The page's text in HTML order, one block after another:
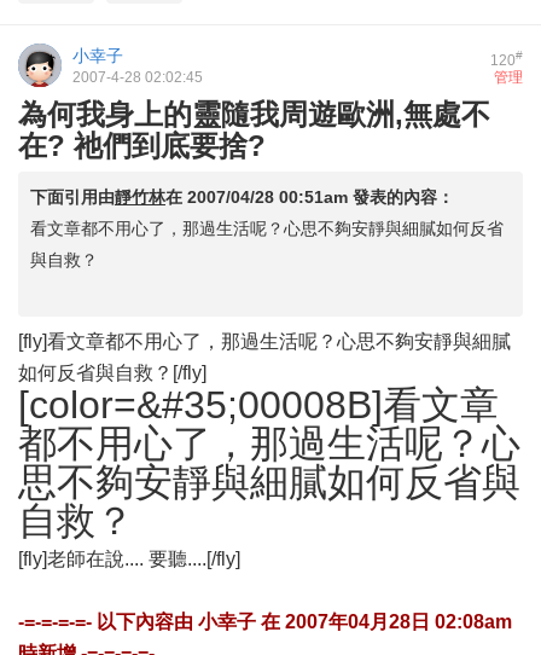
120#
小幸子
管理
2007-4-28 02:02:45
為何我身上的靈隨我周遊歐洲,無處不
在? 祂們到底要捨?
下面引用由靜竹林在 2007/04/28 00:51am 發表的內容：
看文章都不用心了，那過生活呢？心思不夠安靜與細膩如何反省
與自救？
[fly]看文章都不用心了，那過生活呢？心思不夠安靜與細膩
如何反省與自救？[/fly]
[color=&#35;00008B]看文章
都不用心了，那過生活呢？心
思不夠安靜與細膩如何反省與
自救？
[fly]老師在說.... 要聽....[/fly]
-=-=-=-=- 以下內容由 小幸子 在 2007年04月28日 02:08am